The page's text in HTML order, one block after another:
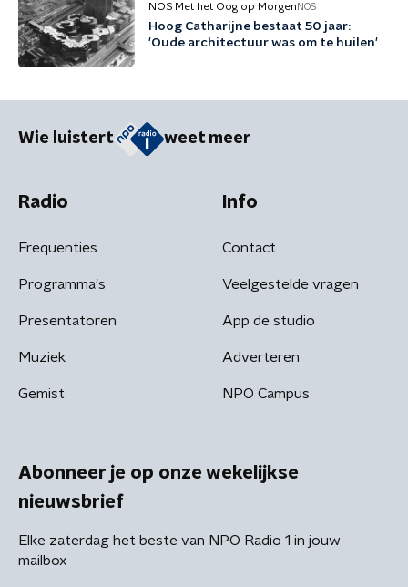
NOS Met het Oog op Morgen NOS
Hoog Catharijne bestaat 50 jaar:
'Oude architectuur was om te huilen'
Wie luistert weet meer
Radio
Frequenties
Programma's
Presentatoren
Muziek
Gemist
Info
Contact
Veelgestelde vragen
App de studio
Adverteren
NPO Campus
Abonneer je op onze wekelijkse
nieuwsbrief
Elke zaterdag het beste van NPO Radio 1 in jouw
mailbox